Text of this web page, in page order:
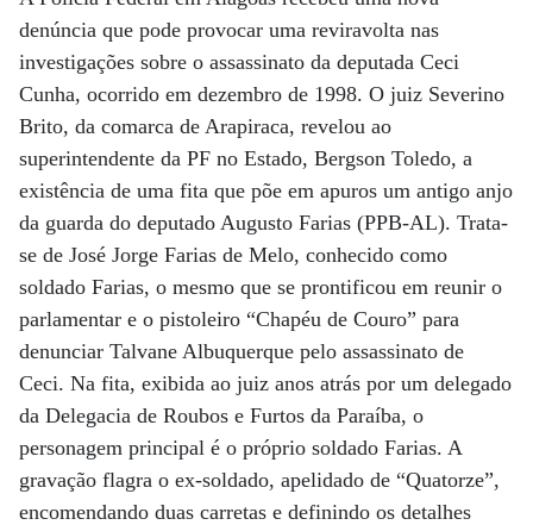
denúncia que pode provocar uma reviravolta nas
investigações sobre o assassinato da deputada Ceci
Cunha, ocorrido em dezembro de 1998. O juiz Severino
Brito, da comarca de Arapiraca, revelou ao
superintendente da PF no Estado, Bergson Toledo, a
existência de uma fita que põe em apuros um antigo anjo
da guarda do deputado Augusto Farias (PPB-AL). Trata-
se de José Jorge Farias de Melo, conhecido como
soldado Farias, o mesmo que se prontificou em reunir o
parlamentar e o pistoleiro “Chapéu de Couro” para
denunciar Talvane Albuquerque pelo assassinato de
Ceci. Na fita, exibida ao juiz anos atrás por um delegado
da Delegacia de Roubos e Furtos da Paraíba, o
personagem principal é o próprio soldado Farias. A
gravação flagra o ex-soldado, apelidado de “Quatorze”,
encomendando duas carretas e definindo os detalhes